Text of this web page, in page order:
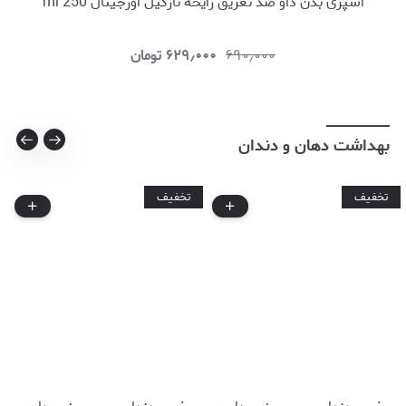
۶۹۰٫۰۰۰ ۶۲۹٫۰۰۰ تومان
بهداشت دهان و دندان
تخفیف تخفیف